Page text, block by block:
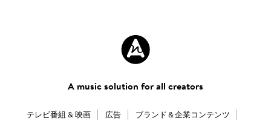
A music solution for all creators
テレビ番組 & 映画 広告
ブランド＆企業コンテンツ